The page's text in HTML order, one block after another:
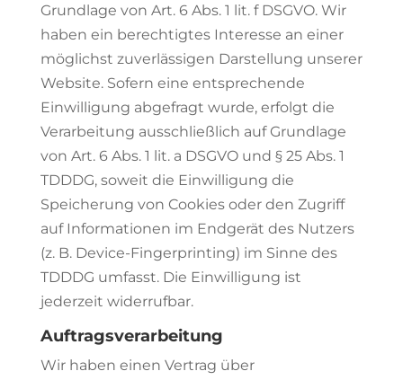
Grundlage von Art. 6 Abs. 1 lit. f DSGVO. Wir
haben ein berechtigtes Interesse an einer
möglichst zuverlässigen Darstellung unserer
Website. Sofern eine entsprechende
Einwilligung abgefragt wurde, erfolgt die
Verarbeitung ausschließlich auf Grundlage
von Art. 6 Abs. 1 lit. a DSGVO und § 25 Abs. 1
TDDDG, soweit die Einwilligung die
Speicherung von Cookies oder den Zugriff
auf Informationen im Endgerät des Nutzers
(z. B. Device-Fingerprinting) im Sinne des
TDDDG umfasst. Die Einwilligung ist
jederzeit widerrufbar.
Auftragsverarbeitung
Wir haben einen Vertrag über